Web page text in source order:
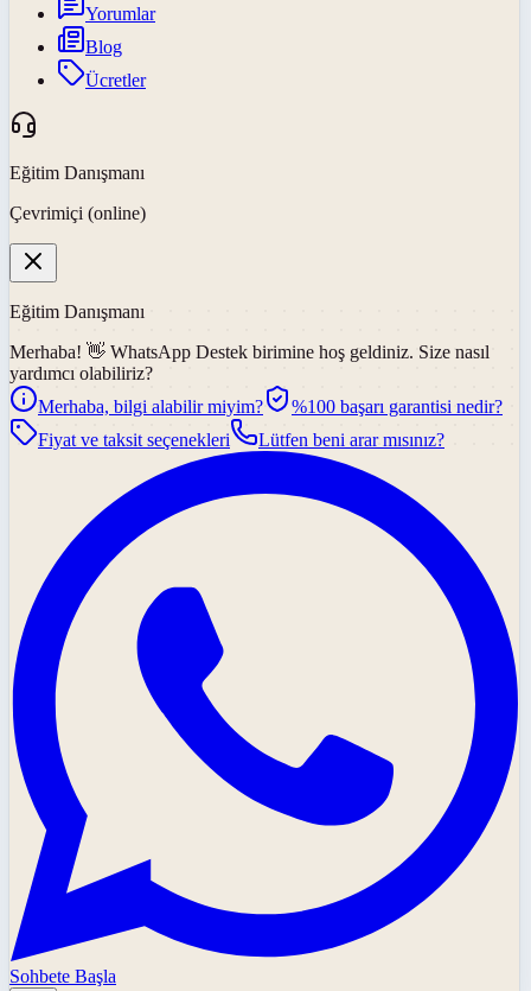
Yorumlar
Blog
Ücretler
Eğitim Danışmanı
Çevrimiçi (online)
Eğitim Danışmanı
Merhaba! 👋 WhatsApp Destek birimine hoş geldiniz. Size nasıl
yardımcı olabiliriz?
Merhaba, bilgi alabilir miyim?
%100 başarı garantisi nedir?
Fiyat ve taksit seçenekleri
Lütfen beni arar mısınız?
Sohbete Başla